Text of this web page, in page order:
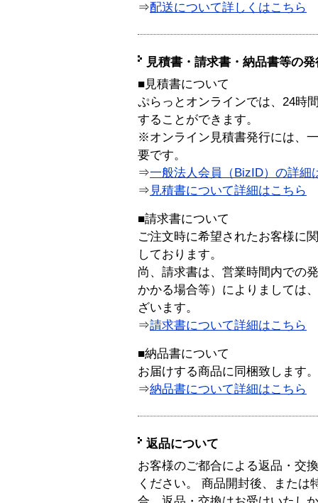
⇒配送について詳しくはこちら
見積書・請求書・納品書等の
■見積書について
ぷらっとオンラインでは、24時
することができます。
※オンライン見積書発行には、
要です。
⇒一般法人会員（BizID）の詳細
⇒ 見積書について詳細はこちら
■請求書について
ご注文時に希望されたお客様に
しております。
尚、請求書は、営業時間内での
かかる場合等）によりましては
ざいます。
⇒請求書について詳細はこちら
■納品書について
お届けする商品に同梱致します。
⇒納品書について詳細はこちら
返品について
お客様のご都合による返品・交
ください。 商品開封後、または